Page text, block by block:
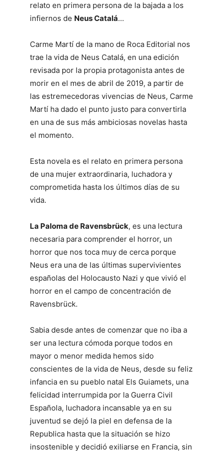
relato en primera persona de la bajada a los
infiernos de Neus Catalá…
Carme Martí de la mano de Roca Editorial nos
trae la vida de Neus Catalá, en una edición
revisada por la propia protagonista antes de
morir en el mes de abril de 2019, a partir de
las estremecedoras vivencias de Neus, Carme
Martí ha dado el punto justo para convertirla
en una de sus más ambiciosas novelas hasta
el momento.
Esta novela es el relato en primera persona
de una mujer extraordinaria, luchadora y
comprometida hasta los últimos días de su
vida.
La Paloma de Ravensbrück, es una lectura
necesaria para comprender el horror, un
horror que nos toca muy de cerca porque
Neus era una de las últimas supervivientes
españolas del Holocausto Nazi y que vivió el
horror en el campo de concentración de
Ravensbrück.
Sabia desde antes de comenzar que no iba a
ser una lectura cómoda porque todos en
mayor o menor medida hemos sido
conscientes de la vida de Neus, desde su feliz
infancia en su pueblo natal Els Guiamets, una
felicidad interrumpida por la Guerra Civil
Española, luchadora incansable ya en su
juventud se dejó la piel en defensa de la
Republica hasta que la situación se hizo
insostenible y decidió exiliarse en Francia, sin